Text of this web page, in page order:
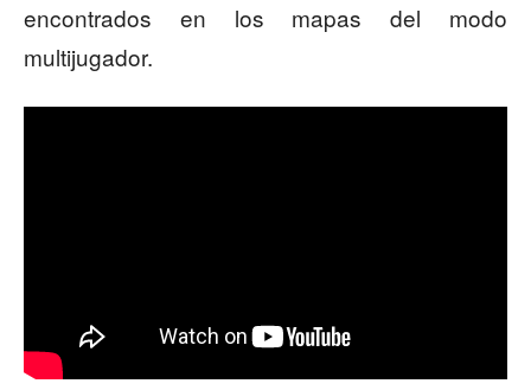
encontrados en los mapas del modo
multijugador.